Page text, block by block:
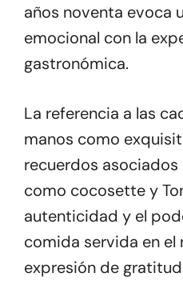
años noventa evoca
emocional con la
gastronómica.
La referencia a las
manos como
recuerdos asociados
como cocosette y
autenticidad y el
comida servida en el
expresión de